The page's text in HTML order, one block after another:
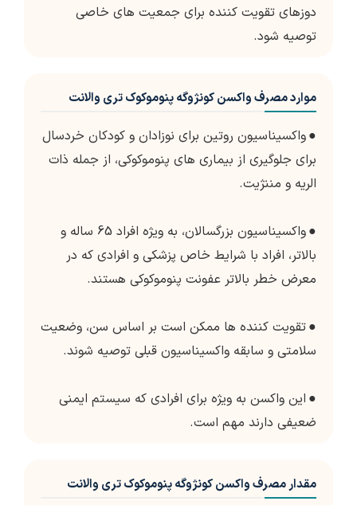
دوزهای تقویت کننده برای جمعیت های خاصی
توصیه شود.
موارد مصرف واکسن کونژوگه پنوموکوک تری والانت
●واکسیناسیون روتین برای نوزادان و کودکان خردسال
برای جلوگیری از بیماری های پنوموکوکی، از جمله ذات
الریه و مننژیت.
●
واکسیناسیون بزرگسالان، به ویژه افراد 65 ساله و
بالاتر، افراد با شرایط خاص پزشکی و افرادی که در
معرض خطر بالاتر عفونت پنوموکوکی هستند.
●تقویت کننده ها ممکن است بر اساس سن، وضعیت
سلامتی و سابقه واکسیناسیون قبلی توصیه شوند.
● این واکسن به ویژه برای افرادی که سیستم ایمنی
ضعیفی دارند مهم است.
مقدار مصرف واکسن کونژوگه پنوموکوک تری والانت